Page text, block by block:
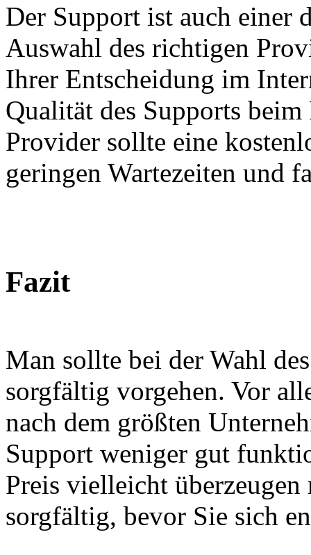
Der Support ist auch einer
Auswahl des richtigen
Ihrer Entscheidung im
Qualität des Supports
Provider sollte eine
geringen Wartezeiten und
Fazit
Man sollte bei der Wahl
sorgfältig vorgehen. Vor
nach dem größten
Support weniger gut
Preis vielleicht
sorgfältig, bevor Sie sich